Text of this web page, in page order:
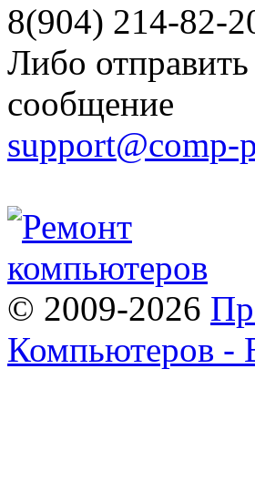
8(904) 214-82-
Либо
сообщение
support@comp-
© 2009-2026
Компьютеров -